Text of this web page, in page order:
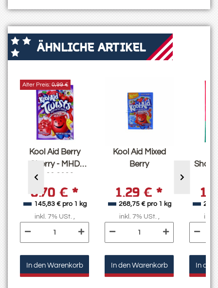
ÄHNLICHE ARTIKEL
Kool Aid Berry
Cherry - MHD
02.09.2026
0,70 € *
145,83 € pro 1 kg
Alter Preis: 0,99 €
inkl. 7% USt. ,
In den Warenkorb
Kool Aid Mixed
Berry
1,29 € *
268,75 € pro 1 kg
inkl. 7% USt. ,
In den Warenkorb
inkl.
In